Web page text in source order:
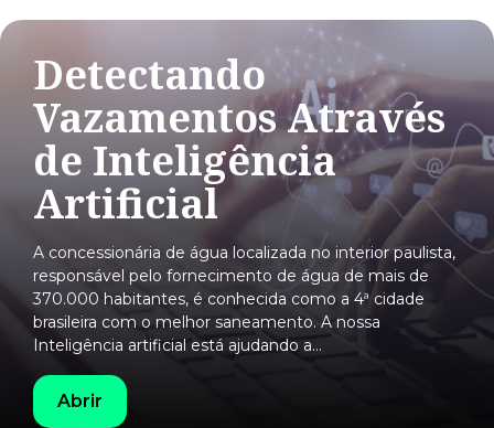
Detectando
Vazamentos Através
de Inteligência
Artificial
A concessionária de água localizada no interior paulista,
responsável pelo fornecimento de água de mais de
370.000 habitantes, é conhecida como a 4ª cidade
brasileira com o melhor saneamento. A nossa
Inteligência artificial está ajudando a…
Abrir